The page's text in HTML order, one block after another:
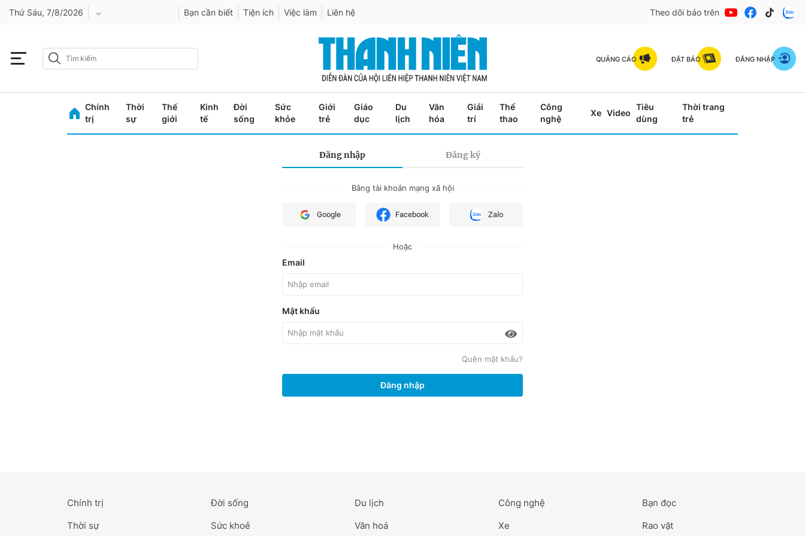
Thứ Sáu, 7/8/2026
Bình Phước
Đắk Lắk
Bạn cần biết Tiện ích Việc làm Liên hệ Theo dõi báo trên
QUẢNG CÁO ĐẶT BÁO ĐĂNG NHẬP
Chính
trị
Thời
sự
Thế
giới
Kinh
tế
Đời
sống
Sức
khỏe
Giới
trẻ
Giáo
dục
Du
lịch
Văn
hóa
Giải
trí
Thể
thao
Công
nghệ
Xe Video
Tiêu
dùng
Thời trang
trẻ
Đăng nhập Đăng ký
Bằng tài khoản mạng xã hội
Google Facebook Zalo
Hoặc
Email
Mật khẩu
Quên mật khẩu?
Đăng nhập
Chính trị
Thời sự
Đời sống
Sức khoẻ
Du lịch
Văn hoá
Công nghệ
Xe
Bạn đọc
Rao vặt